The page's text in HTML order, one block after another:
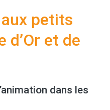
petits
d’Or et de
dans les